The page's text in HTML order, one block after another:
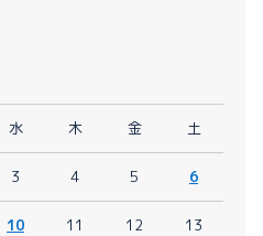
水 木 金 土
3 4 5 6
10 11 12 13